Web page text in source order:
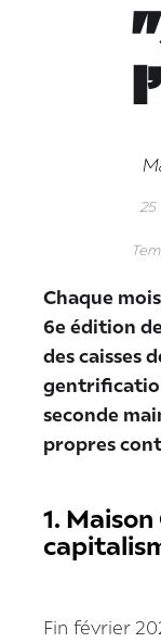
25
Chaque
6e édition de
des caisses
seconde
propres
1.
Fin février